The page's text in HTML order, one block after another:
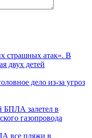
страшных атак». В
двух детей
дело из-за угроз
БПЛА залетел в
газопровода
все пляжи в